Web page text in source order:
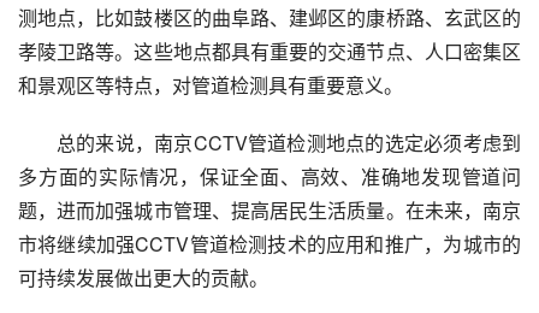
测地点，比如鼓楼区的曲阜路、建邺区的康桥路、玄武区的
孝陵卫路等。这些地点都具有重要的交通节点、人口密集区
和景观区等特点，对管道检测具有重要意义。
总的来说，南京CCTV管道检测地点的选定必须考虑到
多方面的实际情况，保证全面、高效、准确地发现管道问
题，进而加强城市管理、提高居民生活质量。在未来，南京
市将继续加强CCTV管道检测技术的应用和推广，为城市的
可持续发展做出更大的贡献。